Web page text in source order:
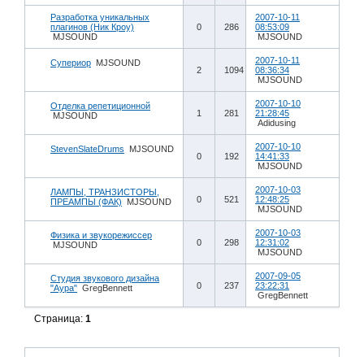
Разработка уникальных
плагинов (Ник Кроу)
MJSOUND
0 286
2007-10-11
08:53:09
MJSOUND
Супериор MJSOUND
2 1094
2007-10-11
08:36:34
MJSOUND
Отделка репетиционной
MJSOUND
1 281
2007-10-10
21:28:45
Adidusing
StevenSlateDrums MJSOUND
0 192
2007-10-10
14:41:33
MJSOUND
ЛАМПЫ, ТРАНЗИСТОРЫ,
ПРЕАМПЫ (ФАК)
MJSOUND 0 521
2007-10-03
12:48:25
MJSOUND
Физика и звукорежиссер
MJSOUND
0 298
2007-10-03
12:31:02
MJSOUND
Студия звукового дизайна
"Аура" GregBennett 0 237
2007-09-05
23:22:31
GregBennett
Страница:1